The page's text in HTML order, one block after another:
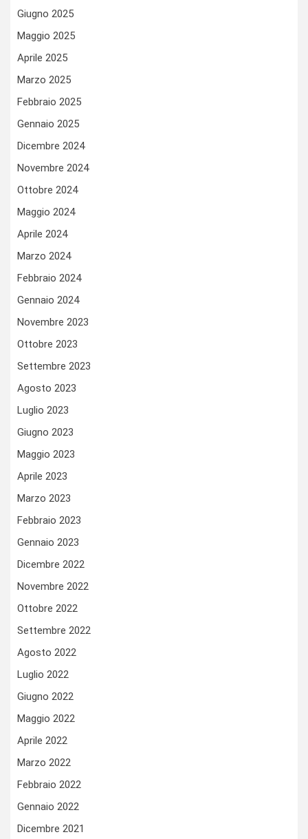
Giugno 2025
Maggio 2025
Aprile 2025
Marzo 2025
Febbraio 2025
Gennaio 2025
Dicembre 2024
Novembre 2024
Ottobre 2024
Maggio 2024
Aprile 2024
Marzo 2024
Febbraio 2024
Gennaio 2024
Novembre 2023
Ottobre 2023
Settembre 2023
Agosto 2023
Luglio 2023
Giugno 2023
Maggio 2023
Aprile 2023
Marzo 2023
Febbraio 2023
Gennaio 2023
Dicembre 2022
Novembre 2022
Ottobre 2022
Settembre 2022
Agosto 2022
Luglio 2022
Giugno 2022
Maggio 2022
Aprile 2022
Marzo 2022
Febbraio 2022
Gennaio 2022
Dicembre 2021